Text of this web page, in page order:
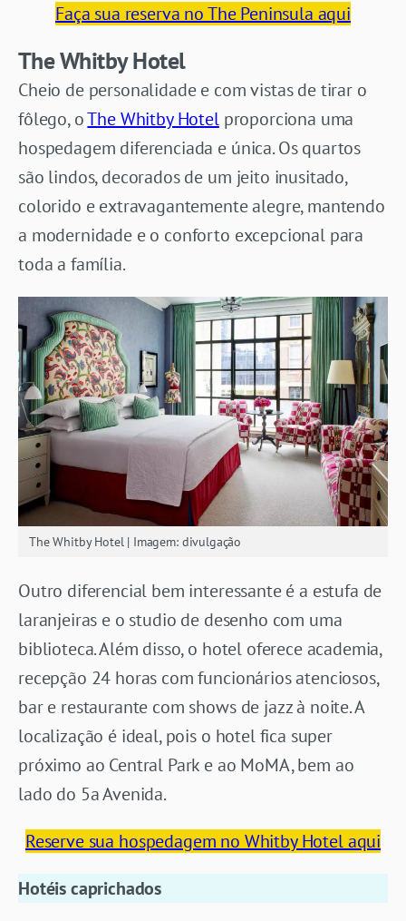
Faça sua reserva no The Peninsula aqui
The Whitby Hotel
Cheio de personalidade e com vistas de tirar o
fôlego, oThe Whitby Hotelproporciona uma
hospedagem diferenciada e única. Os quartos
são lindos, decorados de um jeito inusitado,
colorido e extravagantemente alegre, mantendo
a modernidade e o conforto excepcional para
toda a família.
The Whitby Hotel | Imagem: divulgação
Outro diferencial bem interessante é a estufa de
laranjeiras e o studio de desenho com uma
biblioteca. Além disso, o hotel oferece academia,
recepção 24 horas com funcionários atenciosos,
bar e restaurante com shows de jazz à noite. A
localização é ideal, pois o hotel fica super
próximo ao Central Park e ao MoMA, bem ao
lado do 5a Avenida.
Reserve sua hospedagem no Whitby Hotel aqui
Hotéis caprichados